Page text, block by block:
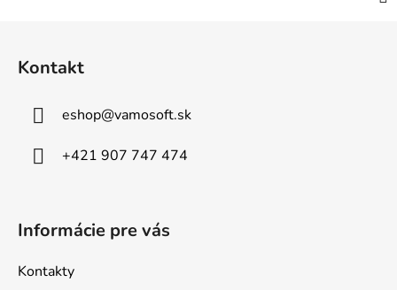
Kontakt
eshop@vamosoft.sk
+421 907 747 474
Informácie pre vás
Kontakty